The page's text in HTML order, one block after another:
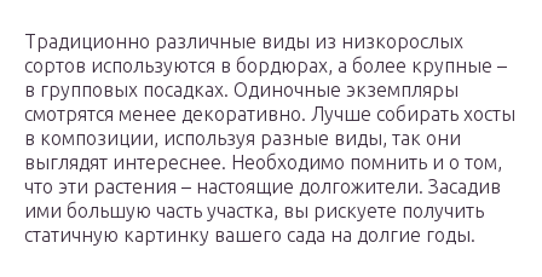
Традиционно различные виды из низкорослых
сортов используются в бордюрах, а более крупные –
в групповых посадках. Одиночные экземпляры
смотрятся менее декоративно. Лучше собирать хосты
в композиции, используя разные виды, так они
выглядят интереснее. Необходимо помнить и о том,
что эти растения – настоящие долгожители. Засадив
ими большую часть участка, вы рискуете получить
статичную картинку вашего сада на долгие годы.